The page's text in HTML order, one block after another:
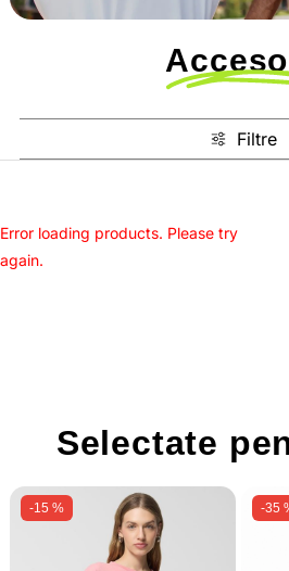
Filtre
Error loading products. Please try
again.
Selectate
-15 % -35